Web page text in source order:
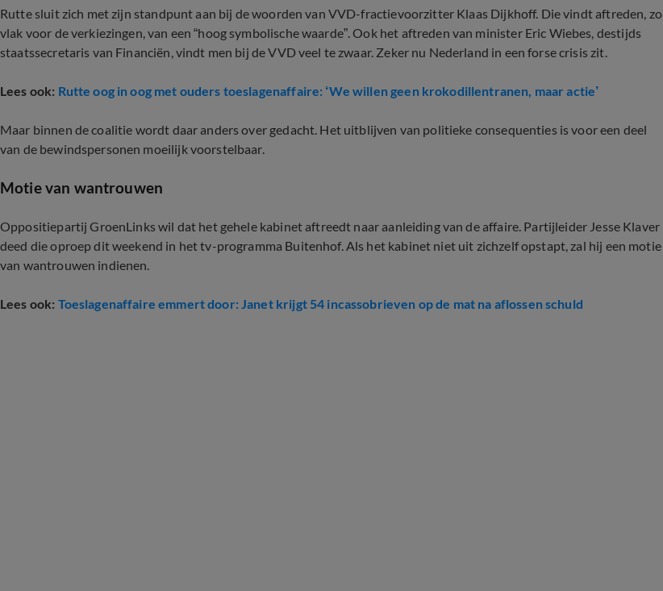
Rutte sluit zich met zijn standpunt aan bij de woorden van VVD-fractievoorzitter Klaas Dijkhoff. Die vindt aftreden, zo
vlak voor de verkiezingen, van een “hoog symbolische waarde”. Ook het aftreden van minister Eric Wiebes, destijds
staatssecretaris van Financiën, vindt men bij de VVD veel te zwaar. Zeker nu Nederland in een forse crisis zit.
Lees ook: Rutte oog in oog met ouders toeslagenaffaire: ‘We willen geen krokodillentranen, maar actie’
Maar binnen de coalitie wordt daar anders over gedacht. Het uitblijven van politieke consequenties is voor een deel
van de bewindspersonen moeilijk voorstelbaar.
Motie van wantrouwen
Oppositiepartij GroenLinks wil dat het gehele kabinet aftreedt naar aanleiding van de affaire. Partijleider Jesse Klaver
deed die oproep dit weekend in het tv-programma Buitenhof. Als het kabinet niet uit zichzelf opstapt, zal hij een motie
van wantrouwen indienen.
Lees ook: Toeslagenaffaire emmert door: Janet krijgt 54 incassobrieven op de mat na aflossen schuld